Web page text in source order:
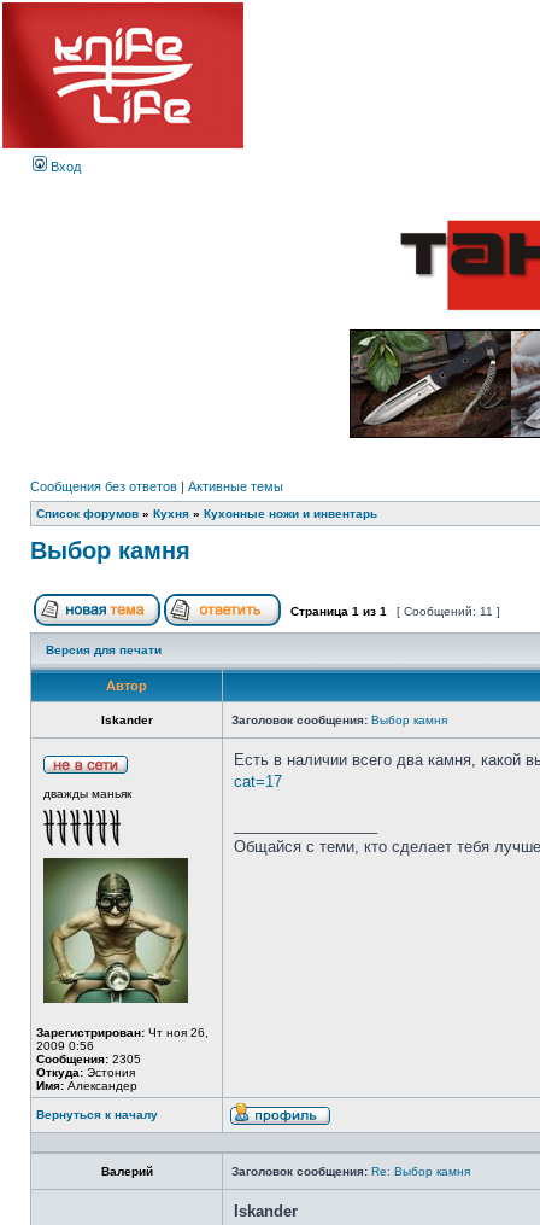
Вход
Сообщения без ответов | Активные темы
Список форумов » Кухня » Кухонные ножи и инвентарь
Выбор камня
Страница 1 из 1 [ Сообщений: 11 ]
Версия для печати
Автор
Iskander Заголовок сообщения: Выбор камня
дважды маньяк
Зарегистрирован: Чт ноя 26,
2009 0:56
Сообщения: 2305
Откуда: Эстония
Имя: Александер
Есть в наличии всего два камня, какой
cat=17
Общайся с теми, кто сделает тебя
Вернуться к началу
Валерий Заголовок сообщения: Re: Выбор камня
Iskander